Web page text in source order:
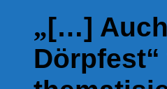
„[…] Auch